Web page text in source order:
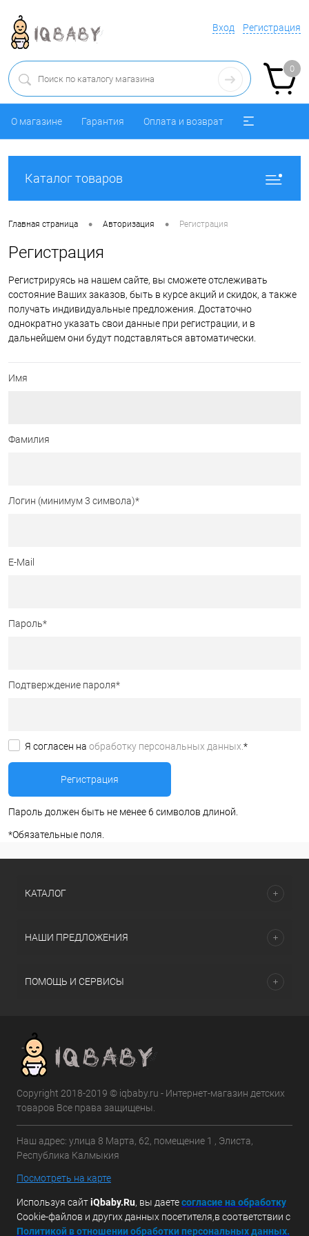
Вход Регистрация
0
О магазине Гарантия Оплата и возврат
Каталог товаров
Главная страница • Авторизация • Регистрация
Регистрация
Регистрируясь на нашем сайте, вы сможете отслеживать
состояние Ваших заказов, быть в курсе акций и скидок, а также
получать индивидуальные предложения. Достаточно
однократно указать свои данные при регистрации, и в
дальнейшем они будут подставляться автоматически.
Имя
Фамилия
Логин (минимум 3 символа)*
E-Mail
Пароль*
Подтверждение пароля*
Я согласен на обработку персональных данных. *
Пароль должен быть не менее 6 символов длиной.
*Обязательные поля.
КАТАЛОГ
НАШИ ПРЕДЛОЖЕНИЯ
ПОМОЩЬ И СЕРВИСЫ
Copyright 2018-2019 © iqbaby.ru - Интернет-магазин детских
товаров Все права защищены.
Наш адрес: улица 8 Марта, 62, помещение 1 , Элиста,
Республика Калмыкия
Посмотреть на карте
Используя сайтiQbaby.Ru, вы даетесогласие на обработку
Cookie-файлов и других данных посетителя,в соответствии с
Политикой в отношении обработки персональных данных.